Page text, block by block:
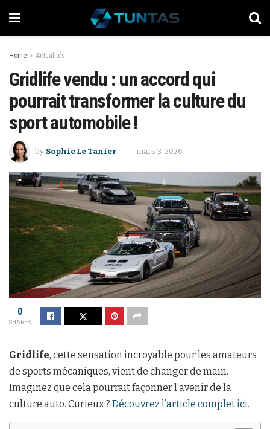
Home Actualités
Gridlife vendu : un accord qui
pourrait transformer la culture du
sport automobile !
by Sophie Le Tanier mars 3, 2026
0
SHARES
Gridlife, cette sensation incroyable pour les amateurs
de sports mécaniques, vient de changer de main.
Imaginez que cela pourrait façonner l’avenir de la
culture auto. Curieux ? Découvrez l’article complet ici.